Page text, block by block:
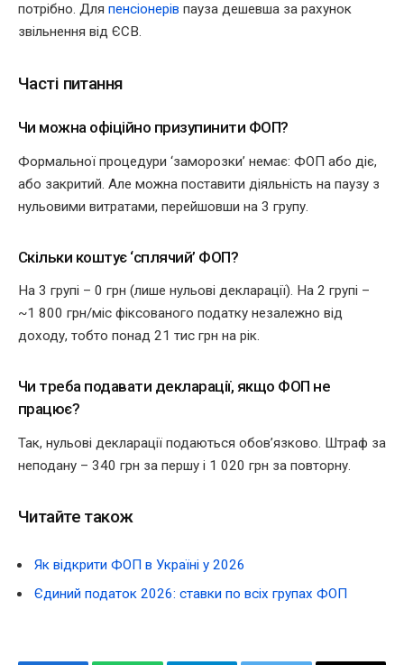
потрібно. Для пенсіонерів пауза дешевша за рахунок
звільнення від ЄСВ.
Часті питання
Чи можна офіційно призупинити ФОП?
Формальної процедури ‘заморозки’ немає: ФОП або діє,
або закритий. Але можна поставити діяльність на паузу з
нульовими витратами, перейшовши на 3 групу.
Скільки коштує ‘сплячий’ ФОП?
На 3 групі – 0 грн (лише нульові декларації). На 2 групі –
~1 800 грн/міс фіксованого податку незалежно від
доходу, тобто понад 21 тис грн на рік.
Чи треба подавати декларації, якщо ФОП не
працює?
Так, нульові декларації подаються обов’язково. Штраф за
неподану – 340 грн за першу і 1 020 грн за повторну.
Читайте також
Як відкрити ФОП в Україні у 2026
Єдиний податок 2026: ставки по всіх групах ФОП